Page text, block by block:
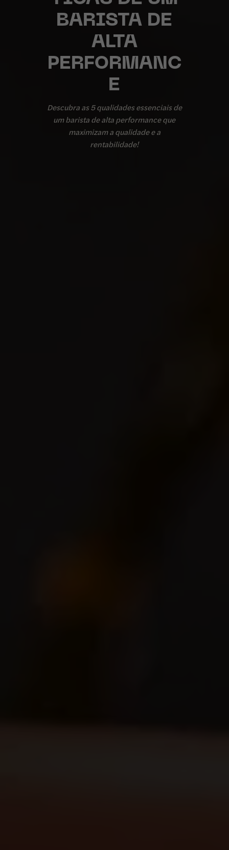
BARISTA DE
ALTA
PERFORMANC
E
Descubra as 5 qualidades essenciais de
um barista de alta performance que
maximizam a qualidade e a
rentabilidade!